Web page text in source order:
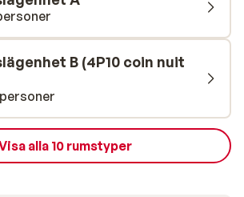
förvarar du enkelt i skidförrådet, och
upp till lägenheten. Vill du ut och
att dricka? Vaujanys
soliga terrasser väntar bara några
nästa morgon tar liften dig direkt
B (4P10 coin nuit
alla 10 rumstyper